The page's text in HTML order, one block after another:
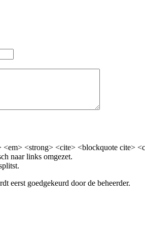
<strong> <cite> <blockquote cite>
naar links omgezet.
eerst goedgekeurd door de beheerder.